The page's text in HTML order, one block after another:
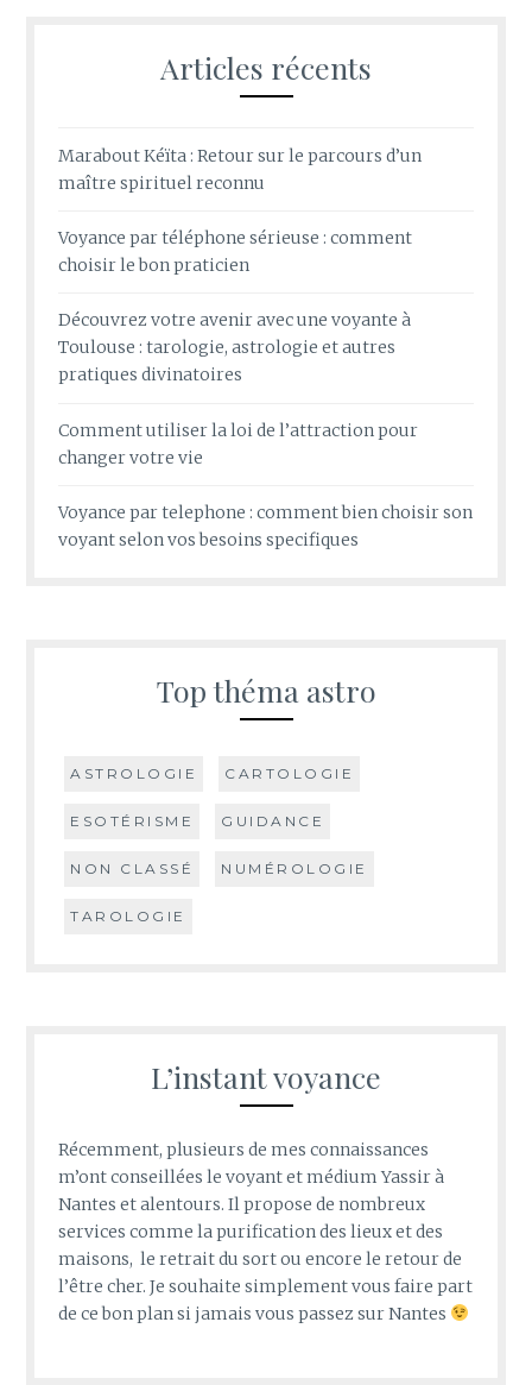
Articles récents
Marabout Kéïta : Retour sur le parcours d’un
maître spirituel reconnu
Voyance par téléphone sérieuse : comment
choisir le bon praticien
Découvrez votre avenir avec une voyante à
Toulouse : tarologie, astrologie et autres
pratiques divinatoires
Comment utiliser la loi de l’attraction pour
changer votre vie
Voyance par telephone : comment bien choisir son
voyant selon vos besoins specifiques
Top théma astro
ASTROLOGIE CARTOLOGIE
ESOTÉRISME GUIDANCE
NON CLASSÉ NUMÉROLOGIE
TAROLOGIE
L’instant voyance
Récemment, plusieurs de mes connaissances
m’ont conseillées le voyant et médium Yassir à
Nantes et alentours. Il propose de nombreux
services comme la purification des lieux et des
maisons, le retrait du sort ou encore le retour de
l’être cher. Je souhaite simplement vous faire part
de ce bon plan si jamais vous passez sur Nantes